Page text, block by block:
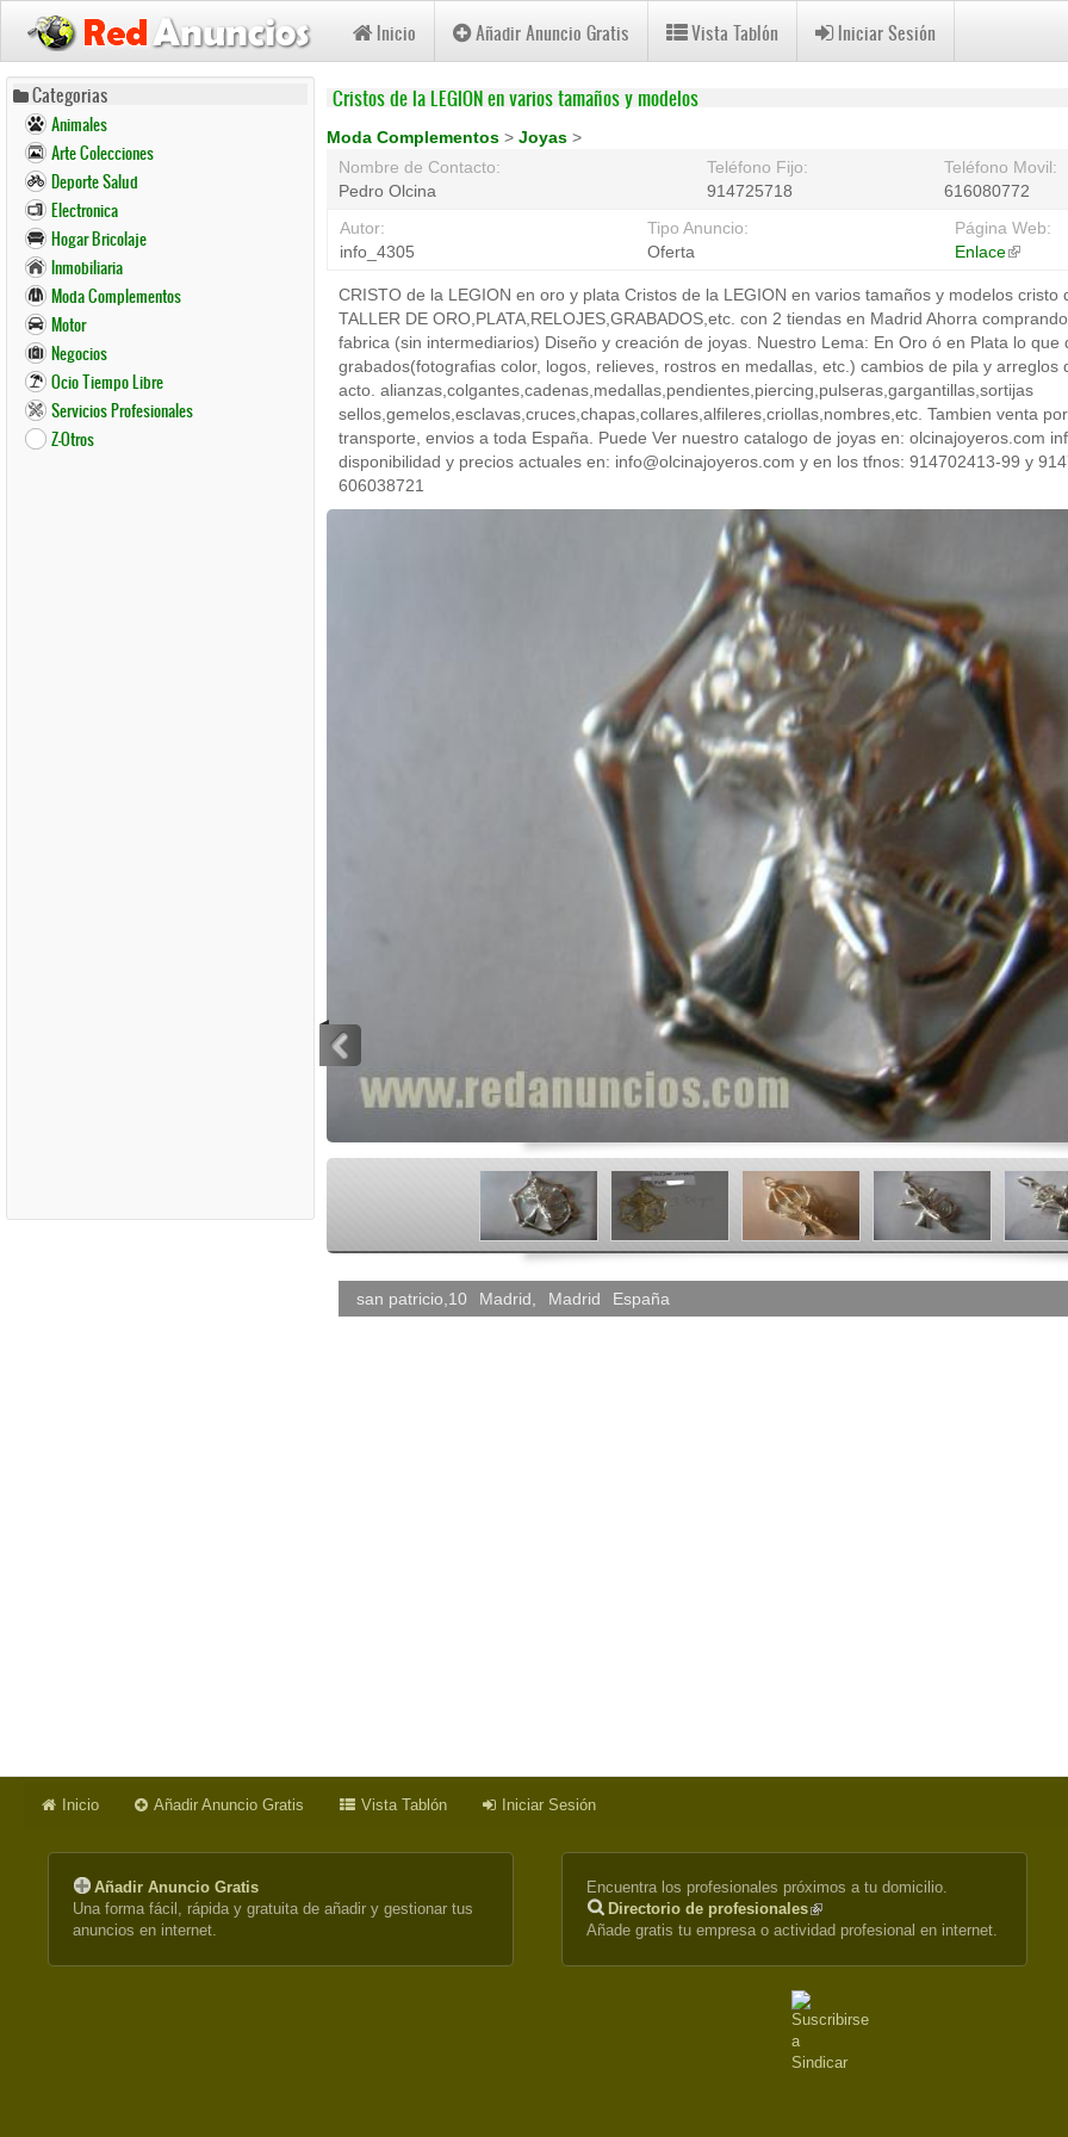
Pasar
contenido
principal
Inicio Añadir Anuncio Gratis Vista Tablón Iniciar Sesión
Categorias
Animales
Arte Colecciones
Deporte Salud
Electronica
Hogar Bricolaje
Inmobiliaria
Moda Complementos
Motor
Negocios
Ocio Tiempo Libre
Servicios Profesionales
Z-Otros
Cristos de la LEGION en varios tamaños y modelos
Moda Complementos > Joyas >
Nombre de Contacto:
Pedro Olcina
Teléfono Fijo:
914725718
Teléfono Movil:
616080772
Autor:
info_4305
Tipo Anuncio:
Oferta
Página Web:
Enlace(link
CRISTO de la LEGION en oro y plata Cristos de la LEGION en varios tamaños y modelos cristo
TALLER DE ORO,PLATA,RELOJES,GRABADOS,etc. con 2 tiendas en Madrid Ahorra
fabrica (sin intermediarios) Diseño y creación de joyas. Nuestro Lema: En Oro ó en Plata lo que
grabados(fotografias color, logos, relieves, rostros en medallas, etc.) cambios de pila y arreglos
acto. alianzas,colgantes,cadenas,medallas,pendientes,piercing,pulseras,gargantillas,sortijas
sellos,gemelos,esclavas,cruces,chapas,collares,alfileres,criollas,nombres,etc. Tambien venta
transporte, envios a toda España. Puede Ver nuestro catalogo de joyas en: olcinajoyeros.com
disponibilidad y precios actuales en: info@olcinajoyeros.com y en los tfnos: 914702413-99 y
606038721
san patricio,10 Madrid Madrid España
Inicio Añadir Anuncio Gratis Vista Tablón Iniciar Sesión
Añadir Anuncio Gratis
Una forma fácil, rápida y gratuita de añadir y gestionar tus
anuncios en internet.
Encuentra los profesionales próximos a tu domicilio.
Directorio de profesionales(link
is
Añade gratis tu empresa o actividad profesional en internet.